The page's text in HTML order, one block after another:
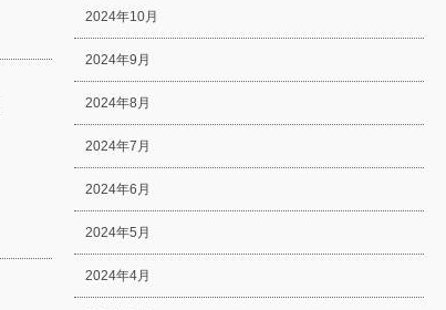
2024年10月
2024年9月
2024年8月
2024年7月
2024年6月
2024年5月
2024年4月